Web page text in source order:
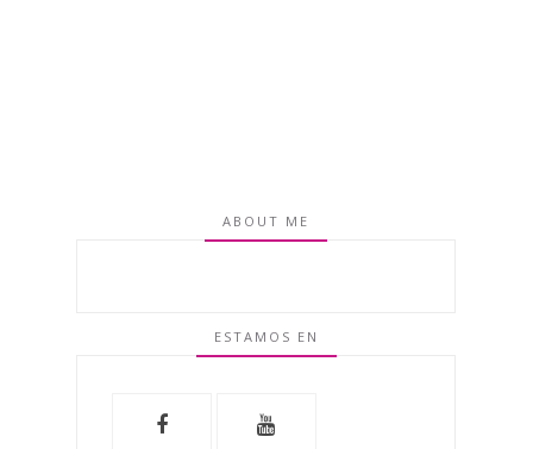
ABOUT ME
ESTAMOS EN